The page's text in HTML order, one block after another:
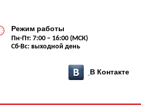
Режим работы
Пн-Пт: 7:00 – 16:00 (МСК)
Сб-Вс: выходной день
В Контакте